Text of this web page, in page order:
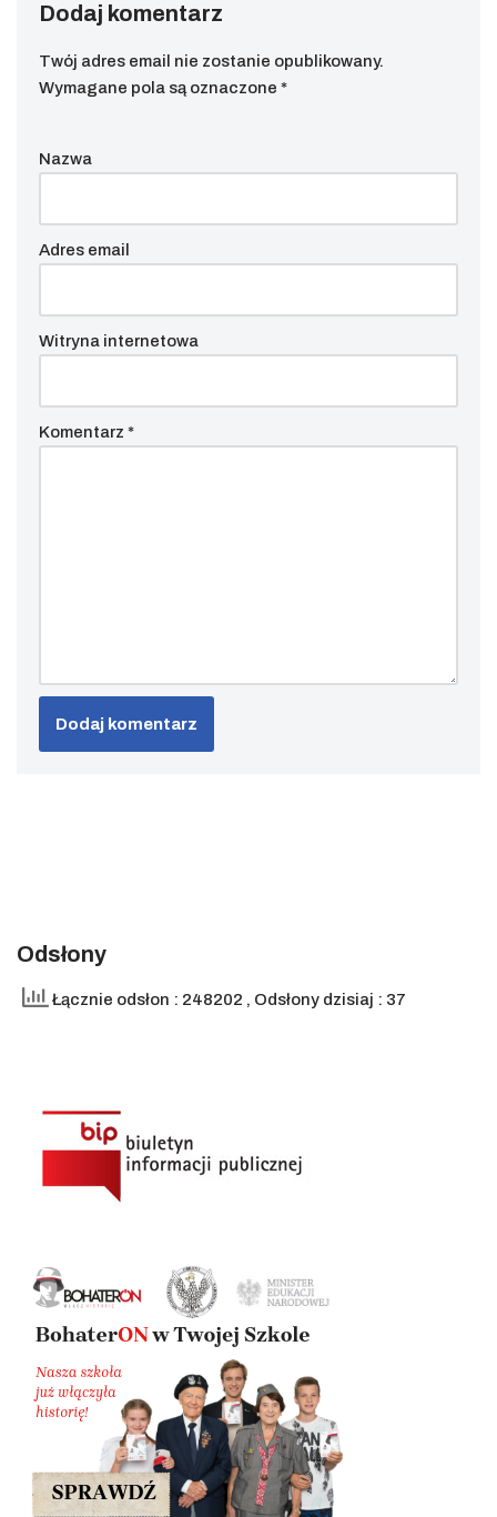
Dodaj komentarz
Twój adres email nie zostanie opublikowany.
Wymagane pola są oznaczone *
Nazwa
Adres email
Witryna internetowa
Komentarz *
Odsłony
Łącznie odsłon : 248202 , Odsłony dzisiaj : 37